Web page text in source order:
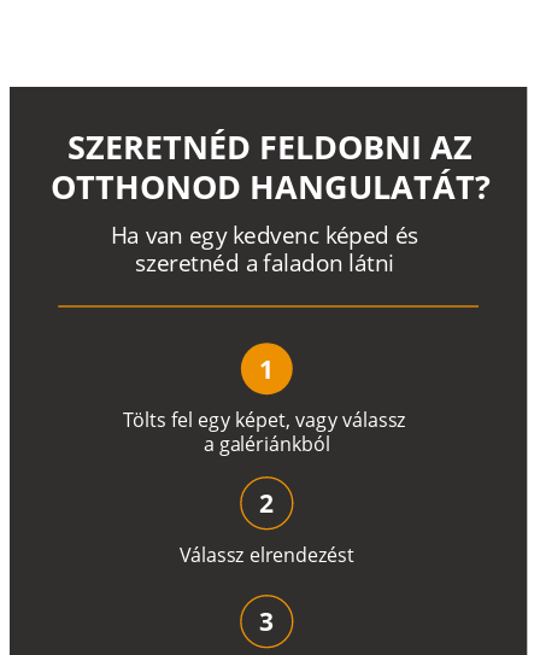
Tölts fel egy képet, vagyválassz
a galériánkból
Ha van egy kedvenc képed és
szeretnéd a faladon látni
SZERETNÉD FELDOBNI AZ
OTTHONOD HANGULATÁT?
1
Válassz elrendezést
2
3